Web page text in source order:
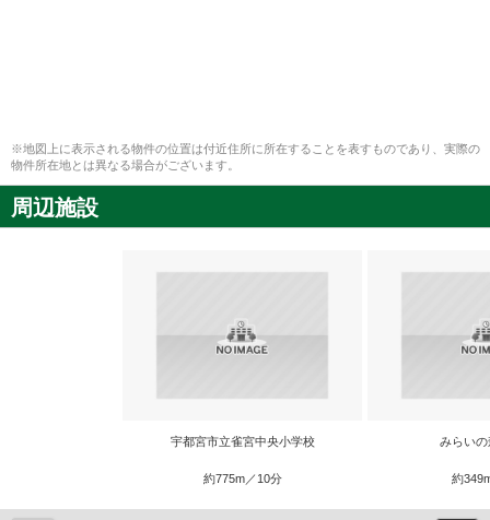
※地図上に表示される物件の位置は付近住所に所在することを表すものであり、実際の
物件所在地とは異なる場合がございます。
周辺施設
宇都宮市立雀宮中央小学校
約775m／10分
みらい
約